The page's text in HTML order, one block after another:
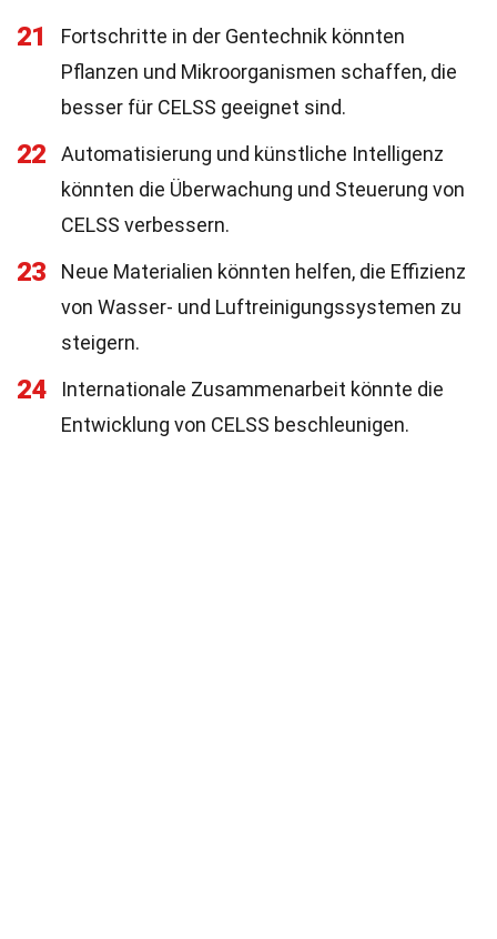
21
Fortschritte in der Gentechnik könnten
Pflanzen und Mikroorganismen schaffen, die
besser für CELSS geeignet sind.
22
Automatisierung und künstliche Intelligenz
könnten die Überwachung und Steuerung von
CELSS verbessern.
23
Neue Materialien könnten helfen, die Effizienz
von Wasser- und Luftreinigungssystemen zu
steigern.
24
Internationale Zusammenarbeit könnte die
Entwicklung von CELSS beschleunigen.